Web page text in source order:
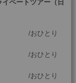
ベートツアー（日
おひとり
おひとり
おひとり